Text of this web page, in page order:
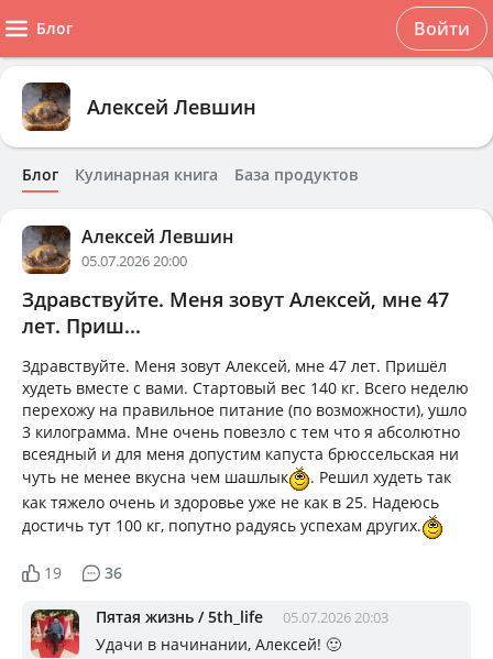
Блог Войти
Алексей Левшин
Блог Кулинарная книга База продуктов
Алексей Левшин
05.07.2026 20:00
Здравствуйте. Меня зовут Алексей, мне 47
лет. Приш...
Здравствуйте. Меня зовут Алексей, мне 47 лет. Пришёл
худеть вместе с вами. Стартовый вес 140 кг. Всего неделю
перехожу на правильное питание (по возможности), ушло
3 килограмма. Мне очень повезло с тем что я абсолютно
всеядный и для меня допустим капуста брюссельская ни
чуть не менее вкусна чем шашлык
. Решил худеть так
как тяжело очень и здоровье уже не как в 25. Надеюсь
достичь тут 100 кг, попутно радуясь успехам других.
19 36
Пятая жизнь / 5th_life 05.07.2026 20:03
Удачи в начинании, Алексей! 🙂